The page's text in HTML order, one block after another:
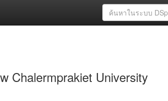
Chalermprakiet University